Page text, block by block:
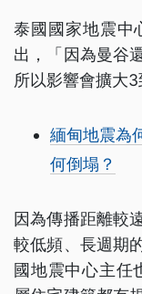
泰國國家地震中
出，「因為曼谷
所以影響會擴大3
緬甸地震為
何倒塌？
因為傳播距離較
較低頻、長週期
國地震中心主任